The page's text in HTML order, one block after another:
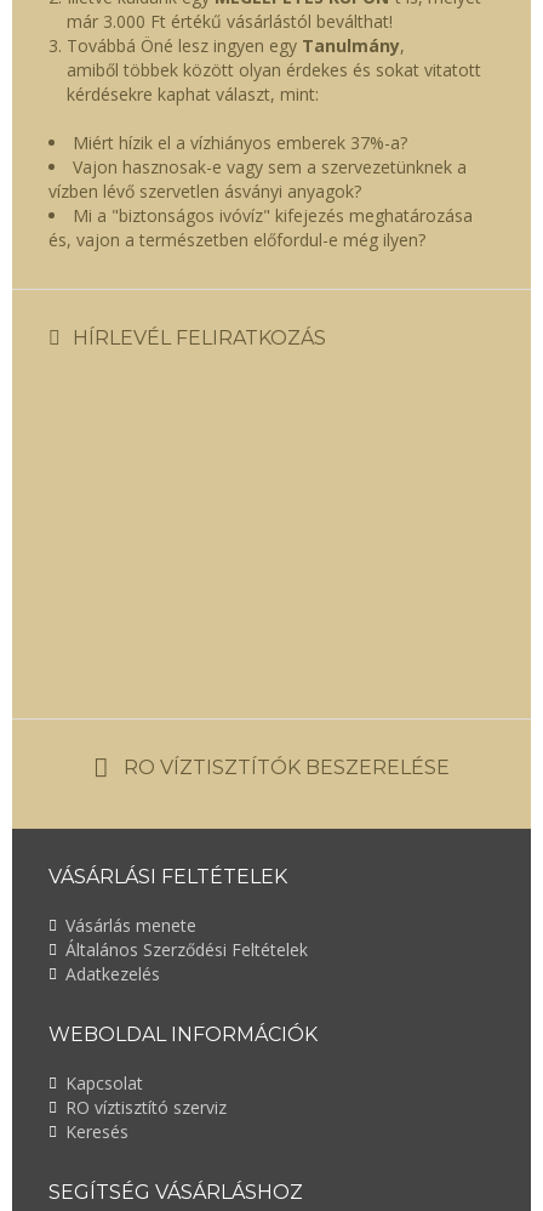
már 3.000 Ft értékű vásárlástól beválthat!
Továbbá Öné lesz ingyen egy Tanulmány,
amiből többek között olyan érdekes és sokat vitatott
kérdésekre kaphat választ, mint:
Miért hízik el a vízhiányos emberek 37%-a?
Vajon hasznosak-e vagy sem a szervezetünknek a
vízben lévő szervetlen ásványi anyagok?
Mi a "biztonságos ivóvíz" kifejezés meghatározása
és, vajon a természetben előfordul-e még ilyen?
HÍRLEVÉL FELIRATKOZÁS
RO VÍZTISZTÍTÓK BESZERELÉSE
VÁSÁRLÁSI FELTÉTELEK
Vásárlás menete
Általános Szerződési Feltételek
Adatkezelés
WEBOLDAL INFORMÁCIÓK
Kapcsolat
RO víztisztító szerviz
Keresés
SEGÍTSÉG VÁSÁRLÁSHOZ